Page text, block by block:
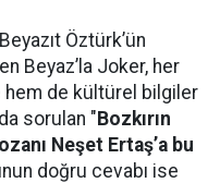
Öztürk’ün
Beyaz’la Joker, her
de kültürel bilgiler
sorulan "Bozkırın
Neşet Ertaş’a bu
doğru cevabı ise